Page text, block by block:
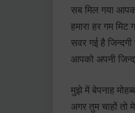
सब मिल गया
हमारा हर गम मिट
सवर गई है
आपको अपनी
मुझे में बेपनाह
अगर तुम चाहों